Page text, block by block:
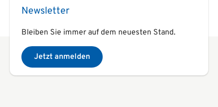
Newsletter
Bleiben Sie immer auf dem neuesten Stand.
Jetzt anmelden